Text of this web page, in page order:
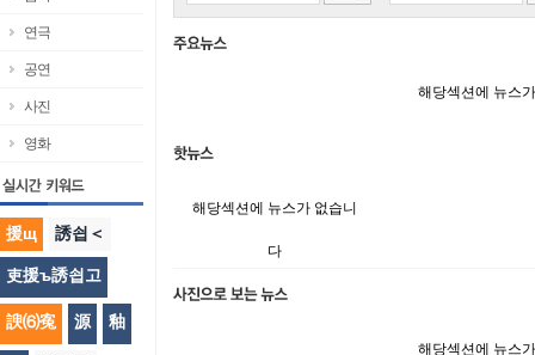
연극
공연
사진
영화
援щ 誘쇱＜
吏援ъ誘쇱고
諛⑹寃 源 釉
해당섹션에 뉴스
해당섹션에 뉴스가 없습니
다
해당섹션에 뉴스